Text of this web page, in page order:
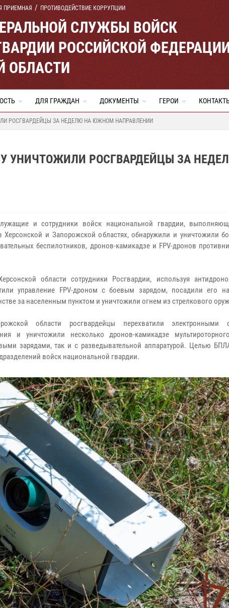
ПРИЕМНАЯ ПРОТИВОДЕЙСТВИЕ КОРРУПЦИИ
СЛУЖБЫ ВОЙСК
РОССИЙСКОЙ
ОБЛАСТИ
ДЛЯ ГРАЖДАН ДОКУМЕНТЫ ГЕРОИ
РОСГВАРДЕЙЦЫ ЗА НЕДЕЛЮ НА ЮЖНОМ НАПРАВЛЕНИИ
УНИЧТОЖИЛИ РОСГВАРДЕЙЦЫ ЗА
и сотрудники войск национальной гвардии,
Херсонской и Запорожской областях, обнаружили и уничтожили
беспилотников, дронов-камикадзе и FPV-дронов
области сотрудники Росгвардии, используя
управление FPV-дроном с боевым зарядом, посадили его
за населенным пунктом и уничтожили огнем из стрелкового
области росгвардейцы перехватили электронными
и уничтожили несколько дронов-камикадзе
зарядами, так и c разведывательной аппаратурой. Целью
войск национальной гвардии.